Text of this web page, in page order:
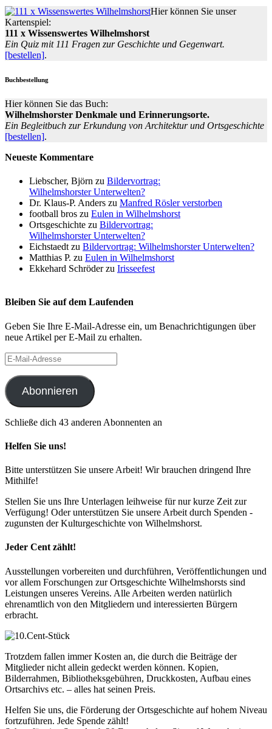
Hier können Sie unser
Kartenspiel:
111 x Wissenswertes Wilhelmshorst
Ein Quiz mit 111 Fragen zur Geschichte und Gegenwart.
[bestellen].
Buchbestellung
Hier können Sie das Buch:
Wilhelmshorster Denkmale und Erinnerungsorte.
Ein Begleitbuch zur Erkundung von Architektur und Ortsgeschichte
[bestellen].
Neueste Kommentare
Liebscher, Björn zu Bildervortrag:
Wilhelmshorster Unterwelten?
Dr. Klaus-P. Anders zu Manfred Rösler verstorben
football bros zu Eulen in Wilhelmshorst
Ortsgeschichte zu Bildervortrag:
Wilhelmshorster Unterwelten?
Eichstaedt zu Bildervortrag: Wilhelmshorster Unterwelten?
Matthias P. zu Eulen in Wilhelmshorst
Ekkehard Schröderzu Irisseefest
Bleiben Sie auf dem Laufenden
Geben Sie Ihre E-Mail-Adresse ein, um Benachrichtigungen über
neue Artikel per E-Mail zu erhalten.
E-
Mail-
Adresse
Abonnieren
Schließe dich 43 anderen Abonnenten an
Helfen Sie uns!
Bitte unterstützen Sie unsere Arbeit! Wir brauchen dringend Ihre
Mithilfe!
Stellen Sie uns Ihre Unterlagen leihweise für nur kurze Zeit zur
Verfügung! Oder unterstützen Sie unsere Arbeit durch Spenden -
zugunsten der Kulturgeschichte von Wilhelmshorst.
Jeder Cent zählt!
Ausstellungen vorbereiten und durchführen, Veröffentlichungen und
vor allem Forschungen zur Ortsgeschichte Wilhelmshorsts sind
Leistungen unseres Vereins. Alle Arbeiten werden natürlich
ehrenamtlich von den Mitgliedern und interessierten Bürgern
erbracht.
Trotzdem fallen immer Kosten an, die durch die Beiträge der
Mitglieder nicht allein gedeckt werden können. Kopien,
Bilderrahmen, Bibliotheksgebühren, Druckkosten, Aufbau eines
Ortsarchivs etc. – alles hat seinen Preis.
Helfen Sie uns, die Förderung der Ortsgeschichte auf hohem Niveau
fortzuführen. Jede Spende zählt!